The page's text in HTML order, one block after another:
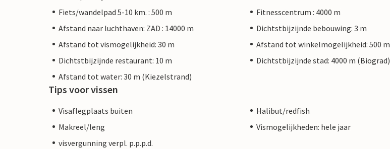
Fiets/wandelpad 5-10 km. : 500 m
Fitnesscentrum : 4000 m
Afstand naar luchthaven: ZAD : 14000 m
Dichtstbijzijnde bebouwing: 3 m
Afstand tot vismogelijkheid: 30 m
Afstand tot winkelmogelijkheid: 500 m
Dichtstbijzijnde restaurant: 10 m
Dichtstbijzijnde stad: 4000 m (Biograd)
Afstand tot water: 30 m (Kiezelstrand)
Tips voor vissen
Visaflegplaats buiten
Halibut/redfish
Makreel/leng
Vismogelijkheden: hele jaar
visvergunning verpl. p.p.p.d.